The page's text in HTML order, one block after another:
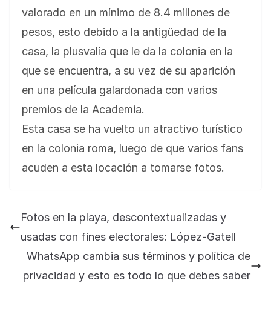
valorado en un mínimo de 8.4 millones de
pesos, esto debido a la antigüedad de la
casa, la plusvalía que le da la colonia en la
que se encuentra, a su vez de su aparición
en una película galardonada con varios
premios de la Academia.
Esta casa se ha vuelto un atractivo turístico
en la colonia roma, luego de que varios fans
acuden a esta locación a tomarse fotos.
Fotos en la playa, descontextualizadas y
usadas con fines electorales: López-Gatell
WhatsApp cambia sus términos y política de
privacidad y esto es todo lo que debes saber